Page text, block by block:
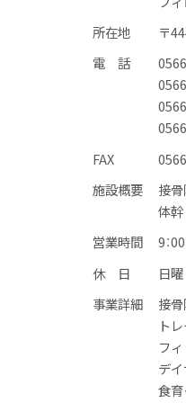
所在地
〒
電 話
FAX
施設概要
接
体
営業時間
9：
休 日
日曜
事業詳細
接
ト
フ
デ
食育